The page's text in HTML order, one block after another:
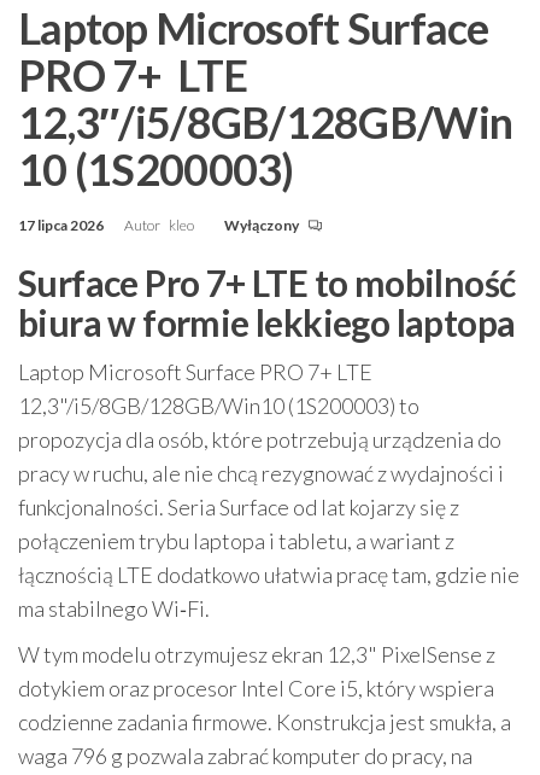
Laptop Microsoft Surface
PRO 7+ LTE
12,3″/i5/8GB/128GB/Win
10 (1S200003)
17 lipca 2026 Autor kleo Wyłączony
Surface Pro 7+ LTE to mobilność
biura w formie lekkiego laptopa
Laptop Microsoft Surface PRO 7+ LTE
12,3"/i5/8GB/128GB/Win10 (1S200003) to
propozycja dla osób, które potrzebują urządzenia do
pracy w ruchu, ale nie chcą rezygnować z wydajności i
funkcjonalności. Seria Surface od lat kojarzy się z
połączeniem trybu laptopa i tabletu, a wariant z
łącznością LTE dodatkowo ułatwia pracę tam, gdzie nie
ma stabilnego Wi‑Fi.
W tym modelu otrzymujesz ekran 12,3" PixelSense z
dotykiem oraz procesor Intel Core i5, który wspiera
codzienne zadania firmowe. Konstrukcja jest smukła, a
waga 796 g pozwala zabrać komputer do pracy, na